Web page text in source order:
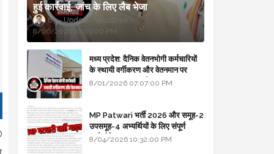
हुई कार्रवाई, जांच के लिए लैब भेजा
Updesh Awasthee
8/06/2026 10:09:00 PM
मध्य प्रदेश: दैनिक वेतनभोगी कर्मचारियों
के स्थायी वर्गीकरण और वेतनमान पर
सरकार का बड़ा स्पष्टीकरण
8/01/2026 07:07:00 PM
MP Patwari भर्ती 2026 और समूह-2
उपसमूह-4 अभ्यर्थियों के लिए संपूर्ण
मार्गदर्शिका
8/04/2026 10:32:00 PM